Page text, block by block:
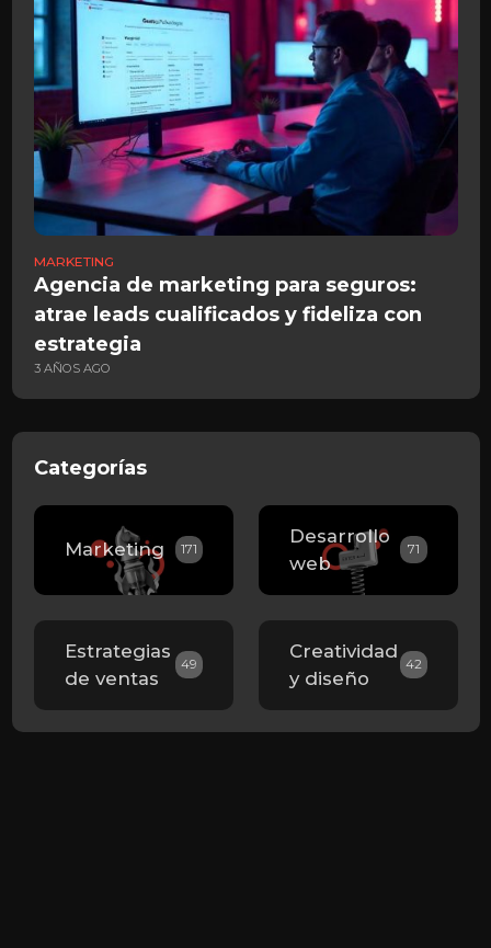
MARKETING
Agencia de marketing para seguros:
atrae leads cualificados y fideliza con
estrategia
3 AÑOS AGO
Categorías
Marketing 171
Desarrollo
web
71
Estrategias
de ventas
49
Creatividad
y diseño
42